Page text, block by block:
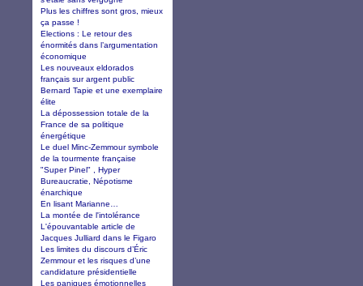
Plus les chiffres sont gros, mieux
ça passe !
Elections : Le retour des
énormités dans l’argumentation
économique
Les nouveaux eldorados
français sur argent public
Bernard Tapie et une exemplaire
élite
La dépossession totale de la
France de sa politique
énergétique
Le duel Minc-Zemmour symbole
de la tourmente française
"Super Pinel" , Hyper
Bureaucratie, Népotisme
énarchique
En lisant Marianne…
La montée de l'intolérance
L'épouvantable article de
Jacques Julliard dans le Figaro
Les limites du discours d’Éric
Zemmour et les risques d’une
candidature présidentielle
Les paniques émotionnelles